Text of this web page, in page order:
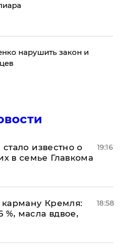
нарушить закон и
известно о
в семье Главкома
19:16
Кремля:
%, масла вдвое,
18:58